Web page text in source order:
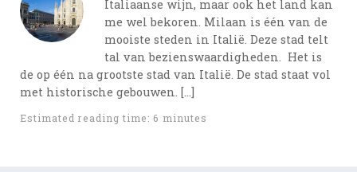
Italiaanse wijn, maar ook het land kan
me wel bekoren. Milaan is één van de
mooiste steden in Italië. Deze stad telt
tal van bezienswaardigheden. Het is
de op één na grootste stad van Italië. De stad staat vol
met historische gebouwen. […]
Estimated reading time: 6 minutes